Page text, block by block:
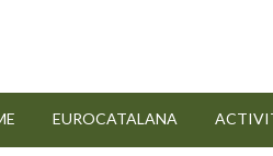
EUROCATALANA